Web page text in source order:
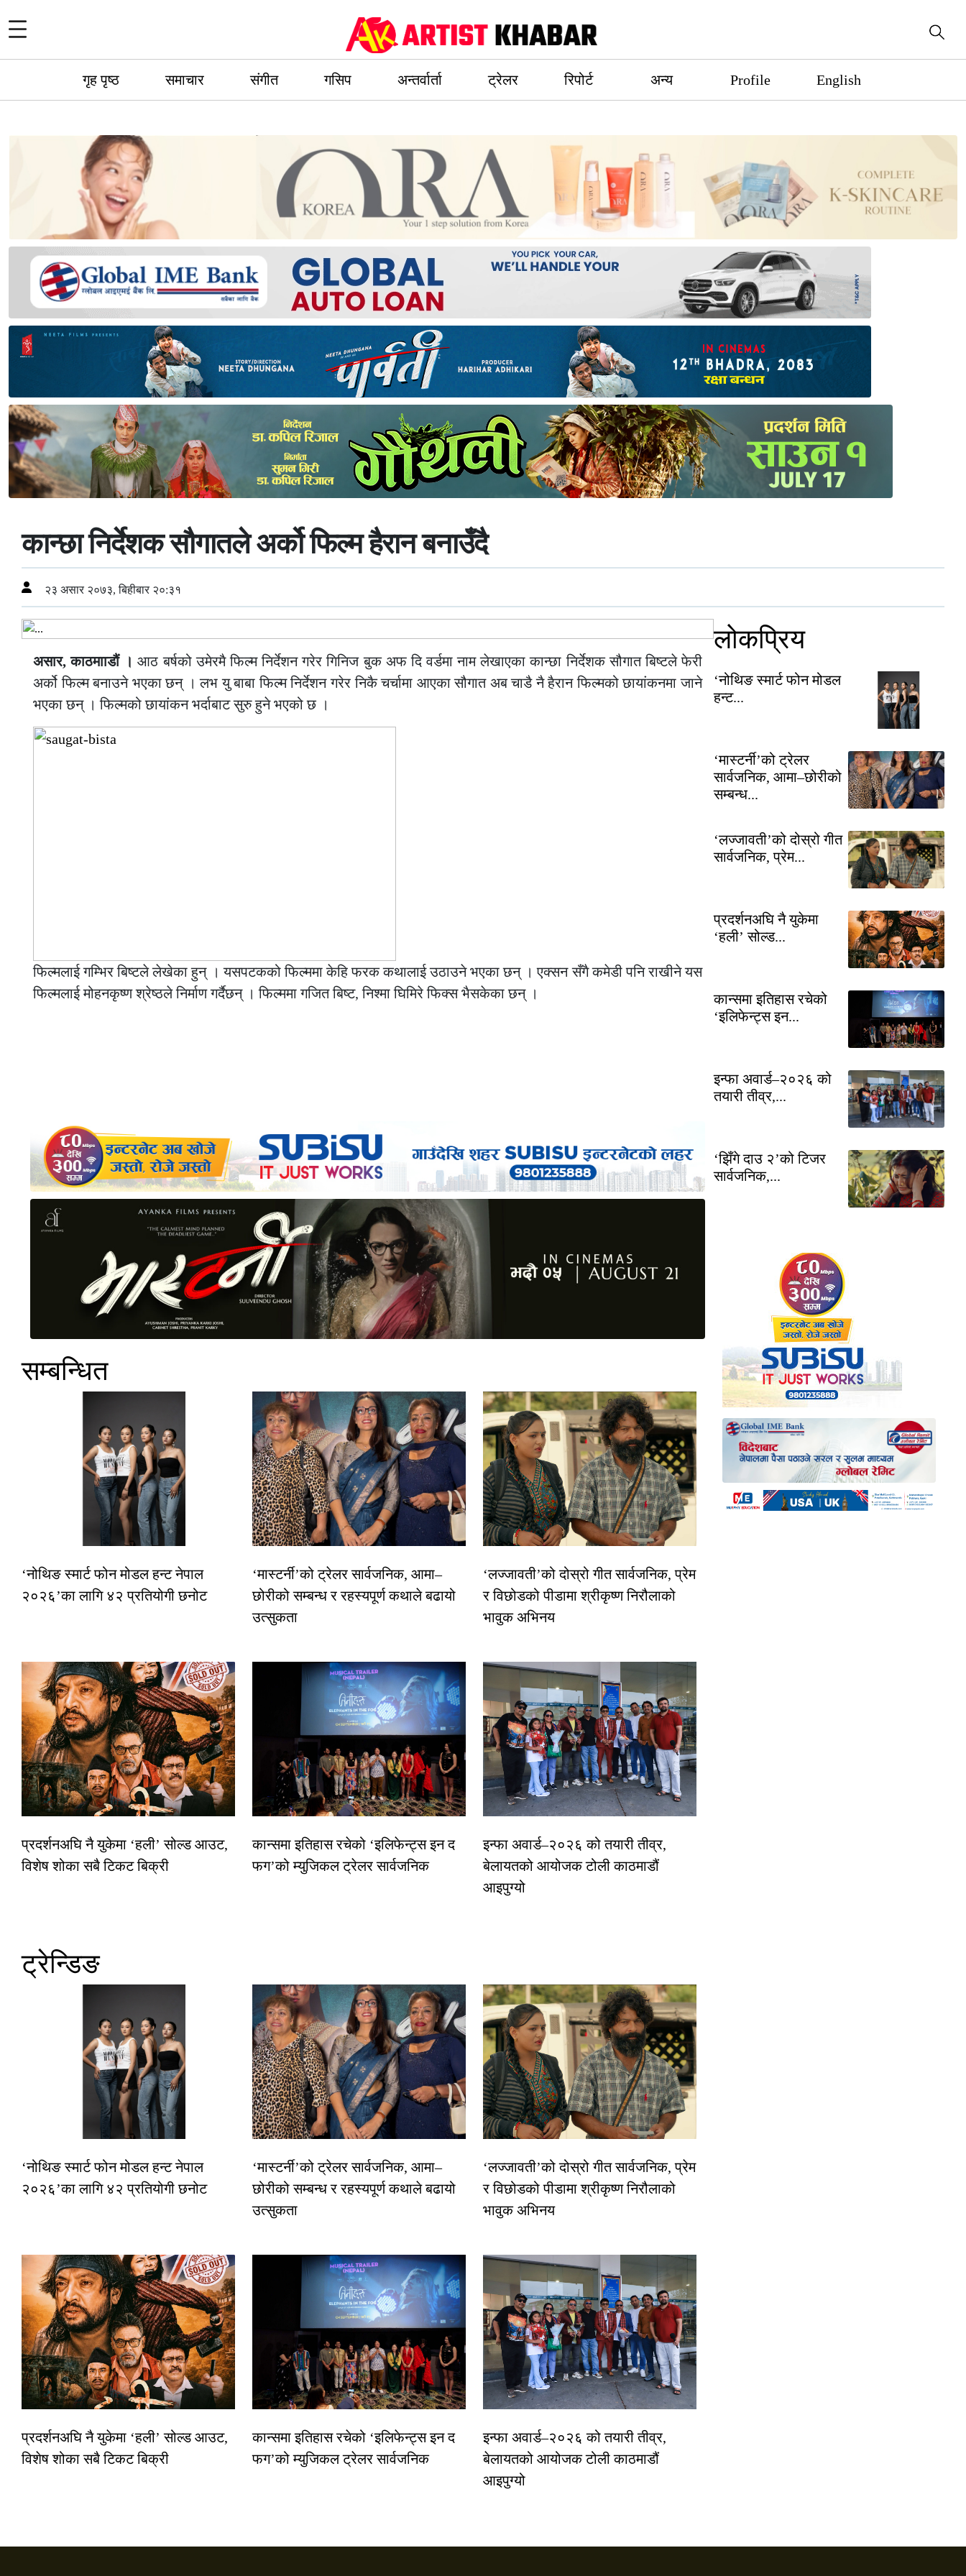
गृह पृष्ठ समाचार संगीत गसिप अन्तर्वार्ता ट्रेलर रिपोर्ट अन्य Profile English
कान्छा निर्देशक सौगातले अर्को फिल्म हैरान बनाउँदै
२३ असार २०७३, बिहीबार २०:३१
असार, काठमााडौं । आठ बर्षको उमेरमै फिल्म निर्देशन गरेर गिनिज बुक अफ दि वर्डमा नाम लेखाएका कान्छा निर्देशक सौगात बिष्टले फेरी
अर्को फिल्म बनाउने भएका छन् । लभ यु बाबा फिल्म निर्देशन गरेर निकै चर्चामा आएका सौगात अब चाडै नै हैरान फिल्मको छायांकनमा जाने
भएका छन् । फिल्मको छायांकन भर्दाबाट सुरु हुने भएको छ ।
फिल्मलाई गम्भिर बिष्टले लेखेका हुन् । यसपटकको फिल्ममा केहि फरक कथालाई उठाउने भएका छन् । एक्सन सँगै कमेडी पनि राखीने यस
फिल्मलाई मोहनकृष्ण श्रेष्ठले निर्माण गर्दैछन् । फिल्ममा गजित बिष्ट, निश्मा घिमिरे फिक्स भैसकेका छन् ।
सम्बन्धित
‘नोथिङ स्मार्ट फोन मोडल हन्ट नेपाल
२०२६’का लागि ४२ प्रतियोगी छनोट
‘मास्टर्नी’को ट्रेलर सार्वजनिक, आमा–
छोरीको सम्बन्ध र रहस्यपूर्ण कथाले बढायो
उत्सुकता
‘लज्जावती’को दोस्रो गीत सार्वजनिक, प्रेम
र विछोडको पीडामा श्रीकृष्ण निरौलाको
भावुक अभिनय
प्रदर्शनअघि नै युकेमा ‘हली’ सोल्ड आउट,
विशेष शोका सबै टिकट बिक्री
कान्समा इतिहास रचेको ‘इलिफेन्ट्स इन द
फग’को म्युजिकल ट्रेलर सार्वजनिक
इन्फा अवार्ड–२०२६ को तयारी तीव्र,
बेलायतको आयोजक टोली काठमाडौं
आइपुग्यो
ट्रेन्डिङ
‘नोथिङ स्मार्ट फोन मोडल हन्ट नेपाल
२०२६’का लागि ४२ प्रतियोगी छनोट
‘मास्टर्नी’को ट्रेलर सार्वजनिक, आमा–
छोरीको सम्बन्ध र रहस्यपूर्ण कथाले बढायो
उत्सुकता
‘लज्जावती’को दोस्रो गीत सार्वजनिक, प्रेम
र विछोडको पीडामा श्रीकृष्ण निरौलाको
भावुक अभिनय
प्रदर्शनअघि नै युकेमा ‘हली’ सोल्ड आउट,
विशेष शोका सबै टिकट बिक्री
कान्समा इतिहास रचेको ‘इलिफेन्ट्स इन द
फग’को म्युजिकल ट्रेलर सार्वजनिक
इन्फा अवार्ड–२०२६ को तयारी तीव्र,
बेलायतको आयोजक टोली काठमाडौं
आइपुग्यो
लोकप्रिय
‘नोथिङ स्मार्ट फोन मोडल
हन्ट...
‘मास्टर्नी’को ट्रेलर
सार्वजनिक, आमा–छोरीको
सम्बन्ध...
‘लज्जावती’को दोस्रो गीत
सार्वजनिक, प्रेम...
प्रदर्शनअघि नै युकेमा
‘हली’ सोल्ड...
कान्समा इतिहास रचेको
‘इलिफेन्ट्स इन...
इन्फा अवार्ड–२०२६ को
तयारी तीव्र,...
‘झिँगे दाउ २’को टिजर
सार्वजनिक,...